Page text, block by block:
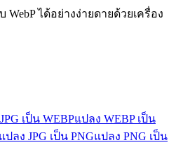
ได้อย่างง่ายดายด้วยเครื่อง
เป็น WEBPแปลง WEBP เป็น
แปลง JPG เป็น PNGแปลง PNG เป็น